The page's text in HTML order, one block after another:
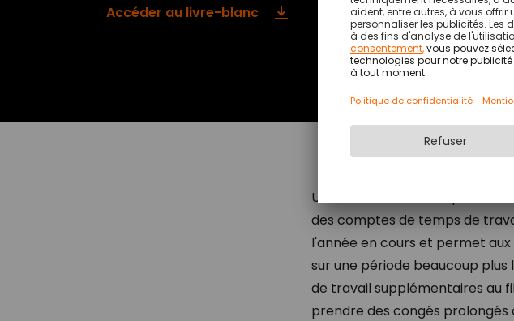
Accéder au livre-blanc Accéder au
Une variante des comptes
des comptes de temps de
l'année en cours et permet
sur une période beaucoup
de travail supplémentaires au
prendre des congés